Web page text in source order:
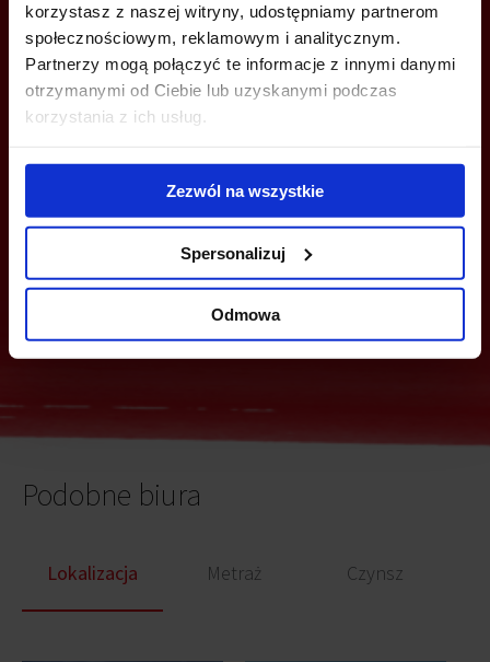
korzystasz z naszej witryny, udostępniamy partnerom
społecznościowym, reklamowym i analitycznym.
Partnerzy mogą połączyć te informacje z innymi danymi
otrzymanymi od Ciebie lub uzyskanymi podczas
korzystania z ich usług.
Zezwól na wszystkie
Spersonalizuj
Odmowa
MOŻESZ TEŻ ZOSTAWIĆ SWÓJ NUMER, A MY SKONTAKTUJEMY SIĘ
Z TOBĄ
Wyślij
Podobne biura
Lokalizacja Metraż Czynsz